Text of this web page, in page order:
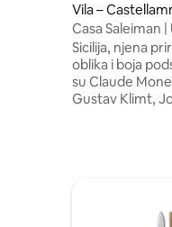
Vila –
fo
Casa Saleiman
Šarm
Sicilija, njena
oblika i boja
su Claude
Gustav Klimt,
utjelovljuje
Kamen, drvo,